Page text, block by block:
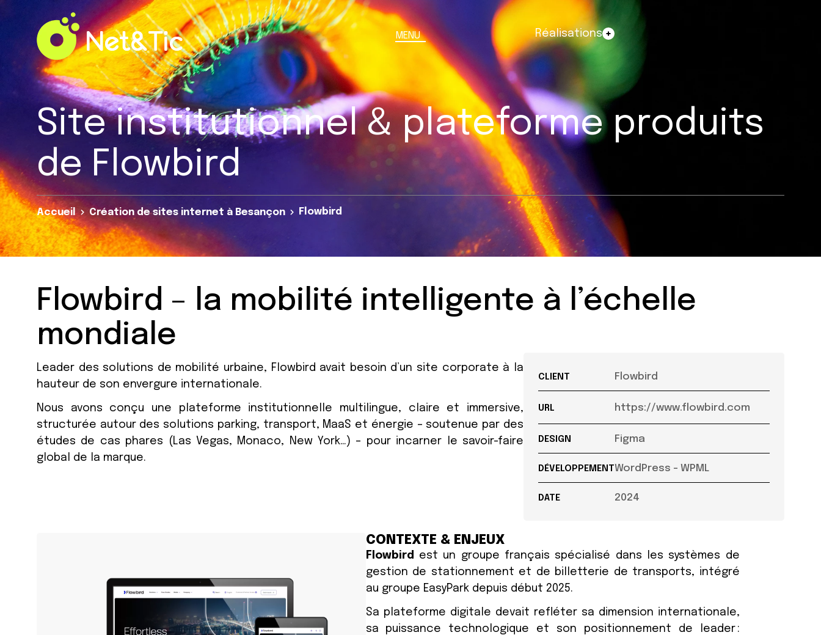
MENU Réalisations
Site institutionnel & plateforme produits
de Flowbird
Accueil Création de sites internet à Besançon Flowbird
Flowbird – la mobilité intelligente à l’échelle
mondiale
Leader des solutions de mobilité urbaine, Flowbird avait besoin d’un site corporate à la
hauteur de son envergure internationale.
Nous avons conçu une plateforme institutionnelle multilingue, claire et immersive,
structurée autour des solutions parking, transport, MaaS et énergie – soutenue par des
études de cas phares (Las Vegas, Monaco, New York…) – pour incarner le savoir-faire
global de la marque.
CLIENT Flowbird
URL https://www.flowbird.com
DESIGN Figma
DÉVELOPPEMENTWordPress - WPML
DATE 2024
CONTEXTE & ENJEUX
Flowbird
est un groupe français spécialisé dans les systèmes de
gestion de stationnement et de billetterie de transports, intégré
au groupe EasyPark depuis début 2025.
Sa plateforme digitale devait refléter sa dimension internationale,
sa puissance technologique et son positionnement de leader :
Panneau de gestion des cookies